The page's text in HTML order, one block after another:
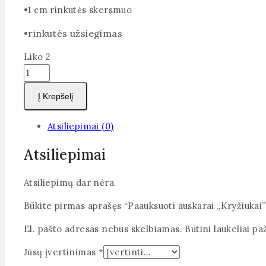
•1 cm rinkutės skersmuo
•rinkutės užsiegimas
Liko 2
produkto
kiekis:
Paauksuoti
auskarai
"Kryžiukai"
Į Krepšelį
Atsiliepimai (0)
Atsiliepimai
Atsiliepimų dar nėra.
Būkite pirmas aprašęs “Paauksuoti auskarai
El. pašto adresas nebus skelbiamas. Būtini laukeliai
Jūsų įvertinimas *